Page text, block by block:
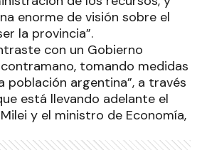
enorme de visión sobre el
la provincia”.
con un Gobierno
tomando medidas
población argentina”, a través
está llevando adelante el
y el ministro de Economía,